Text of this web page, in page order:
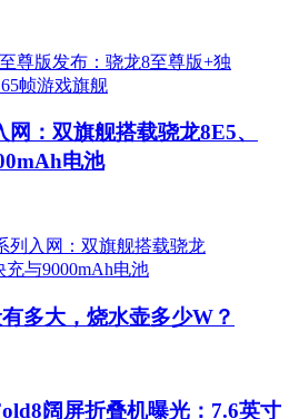
：双旗舰搭载骁龙8E5、
电池
多大，烧水壶多少W？
阔屏折叠机曝光：7.6英寸